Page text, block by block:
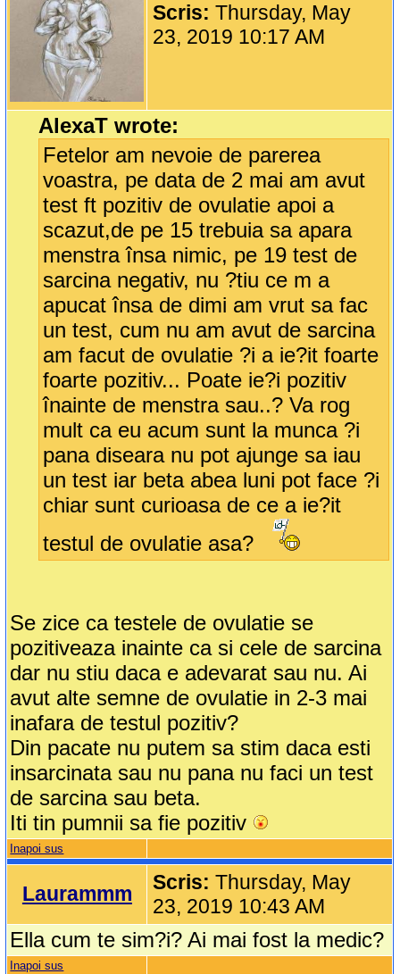
Scris:Thursday, May
23, 2019 10:17 AM
AlexaT wrote:
Fetelor am nevoie de parerea
voastra, pe data de 2 mai am avut
test ft pozitiv de ovulatie apoi a
scazut,de pe 15 trebuia sa apara
menstra însa nimic, pe 19 test de
sarcina negativ, nu ?tiu ce m a
apucat însa de dimi am vrut sa fac
un test, cum nu am avut de sarcina
am facut de ovulatie ?i a ie?it foarte
foarte pozitiv... Poate ie?i pozitiv
înainte de menstra sau..? Va rog
mult ca eu acum sunt la munca ?i
pana diseara nu pot ajunge sa iau
un test iar beta abea luni pot face ?i
chiar sunt curioasa de ce a ie?it
testul de ovulatie asa?
Se zice ca testele de ovulatie se
pozitiveaza inainte ca si cele de sarcina
dar nu stiu daca e adevarat sau nu. Ai
avut alte semne de ovulatie in 2-3 mai
inafara de testul pozitiv?
Din pacate nu putem sa stim daca esti
insarcinata sau nu pana nu faci un test
de sarcina sau beta.
Iti tin pumnii sa fie pozitiv
Inapoi sus
Laurammm Scris:Thursday, May
23, 2019 10:43 AM
Ella cum te sim?i? Ai mai fost la medic?
Inapoi sus